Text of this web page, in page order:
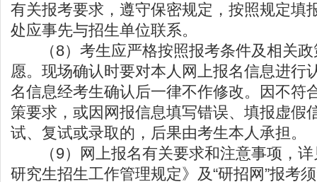
有关报考要求，遵守保密规定，按照规定填
处应事先与招生单位联系。
（8）考生应严格按照报考条件及相关政
愿。现场确认时要对本人网上报名信息进行
名信息经考生确认后一律不作修改。因不符
策要求，或因网报信息填写错误、填报虚假
试、复试或录取的，后果由考生本人承担。
（9）网上报名有关要求和注意事项，详
研究生招生工作管理规定》及“研招网”报考